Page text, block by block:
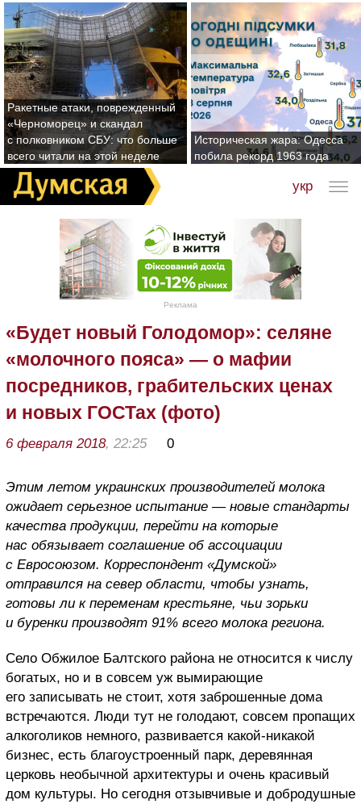
Ракетные атаки, поврежденный
«Черноморец» и скандал
с полковником СБУ: что больше
всего читали на этой неделе
Историческая жара: Одесса
побила рекорд 1963 года
укр
Реклама
«Будет новый Голодомор»: селяне
«молочного пояса» — о мафии
посредников, грабительских ценах
и новых ГОСТах (фото)
6 февраля 2018, 22:25 0
Этим летом украинских производителей молока
ожидает серьезное испытание — новые стандарты
качества продукции, перейти на которые
нас обязывает соглашение об ассоциации
с Евросоюзом. Корреспондент «Думской»
отправился на север области, чтобы узнать,
готовы ли к переменам крестьяне, чьи зорьки
и буренки производят 91% всего молока региона.
Село Обжилое Балтского района не относится к числу
богатых, но и в совсем уж вымирающие
его записывать не стоит, хотя заброшенные дома
встречаются. Люди тут не голодают, совсем пропащих
алкоголиков немного, развивается какой-никакой
бизнес, есть благоустроенный парк, деревянная
церковь необычной архитектуры и очень красивый
дом культуры. Но сегодня отзывчивые и добродушные